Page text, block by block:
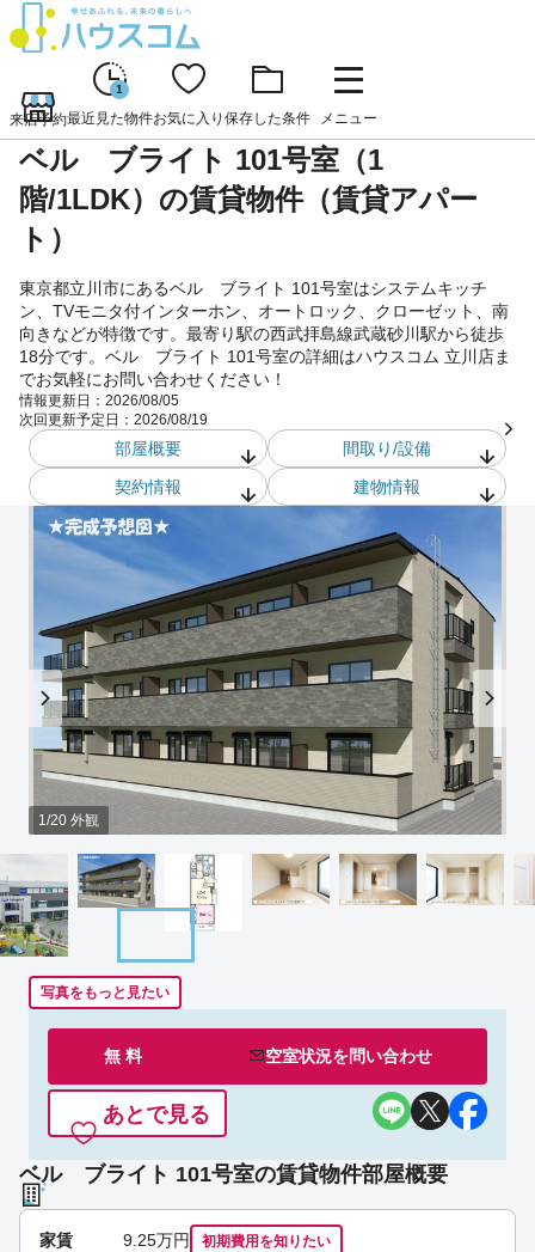
来店予約
1
最近見た物件お気に入り 保存した条件 メニュー
ベル ブライト 101号室（1
階/1LDK）の賃貸物件（賃貸アパー
ト）
東京都立川市にあるベル ブライト 101号室はシステムキッチ
ン、TVモニタ付インターホン、オートロック、クローゼット、南
向きなどが特徴です。最寄り駅の西武拝島線武蔵砂川駅から徒歩
18分です。ベル ブライト 101号室の詳細はハウスコム 立川店ま
でお気軽にお問い合わせください！
情報更新日： 2026/08/05
次回更新予定日： 2026/08/19
部屋概要
間取り/設備
契約情報
建物情報
1/20 外観
写真をもっと見たい
無 料 空室状況を問い合わせ
あとで見る
ベル ブライト 101号室の賃貸物件部屋概要
家賃 9.25万円 初期費用を知りたい